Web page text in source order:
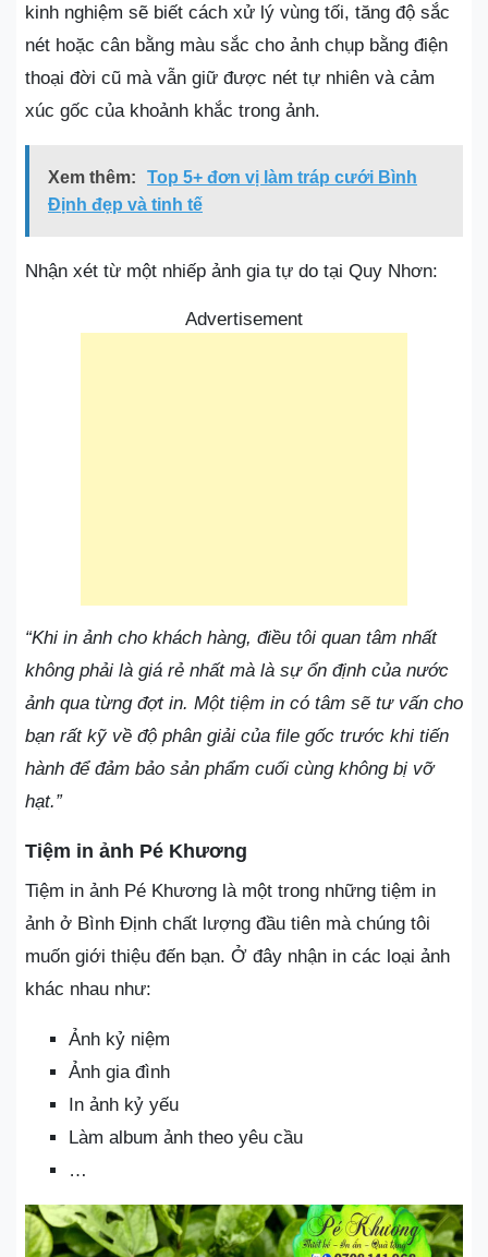
kinh nghiệm sẽ biết cách xử lý vùng tối, tăng độ sắc
nét hoặc cân bằng màu sắc cho ảnh chụp bằng điện
thoại đời cũ mà vẫn giữ được nét tự nhiên và cảm
xúc gốc của khoảnh khắc trong ảnh.
Xem thêm:
Top 5+ đơn vị làm tráp cưới Bình
Định đẹp và tinh tế
Nhận xét từ một nhiếp ảnh gia tự do tại Quy Nhơn:
Advertisement
“Khi in ảnh cho khách hàng, điều tôi quan tâm nhất
không phải là giá rẻ nhất mà là sự ổn định của nước
ảnh qua từng đợt in. Một tiệm in có tâm sẽ tư vấn cho
bạn rất kỹ về độ phân giải của file gốc trước khi tiến
hành để đảm bảo sản phẩm cuối cùng không bị vỡ
hạt.”
Tiệm in ảnh Pé Khương
Tiệm in ảnh Pé Khương là một trong những tiệm in
ảnh ở Bình Định chất lượng đầu tiên mà chúng tôi
muốn giới thiệu đến bạn. Ở đây nhận in các loại ảnh
khác nhau như:
Ảnh kỷ niệm
Ảnh gia đình
In ảnh kỷ yếu
Làm album ảnh theo yêu cầu
…